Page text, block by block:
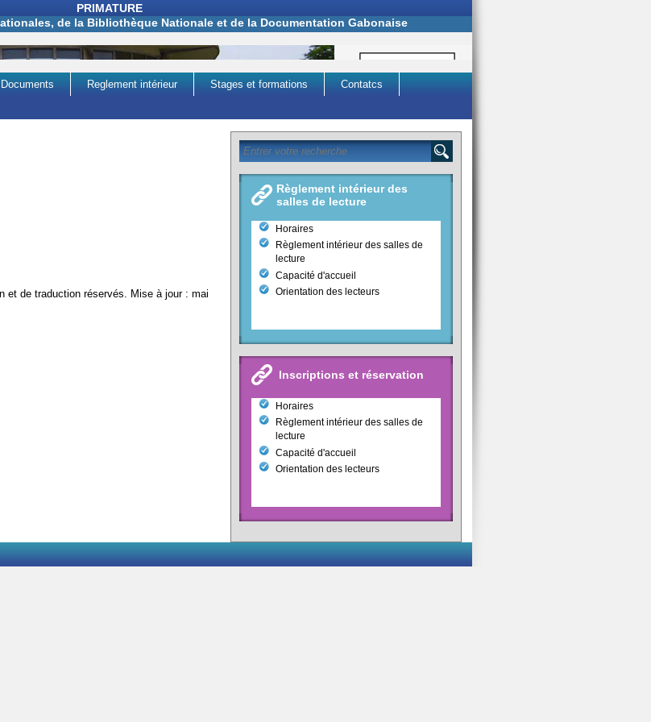
PRIMATURE
de la Bibliothèque Nationale et de la Documentation Gabonaise
Reglement intérieur Stages et formations
Contatcs
et de traduction réservés. Mise à jour : mai
Règlement intérieur des
salles de lecture
Horaires
Règlement intérieur des salles de
lecture
Capacité d'accueil
Orientation des lecteurs
Inscriptions et réservation
Horaires
Règlement intérieur des salles de
lecture
Capacité d'accueil
Orientation des lecteurs